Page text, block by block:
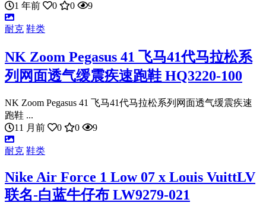
1 年前
0 0 9
耐克 鞋类
NK Zoom Pegasus 41 飞马41代马拉松系
列网面透气缓震疾速跑鞋 HQ3220-100
NK Zoom Pegasus 41 飞马41代马拉松系列网面透气缓震疾速
跑鞋 ...
11 月前
0 0 9
耐克 鞋类
Nike Air Force 1 Low 07 x Louis VuittLV
联名-白蓝牛仔布 LW9279-021